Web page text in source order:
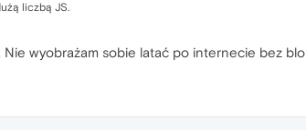
liczbą JS.
Nie wyobrażam sobie latać po internecie bez